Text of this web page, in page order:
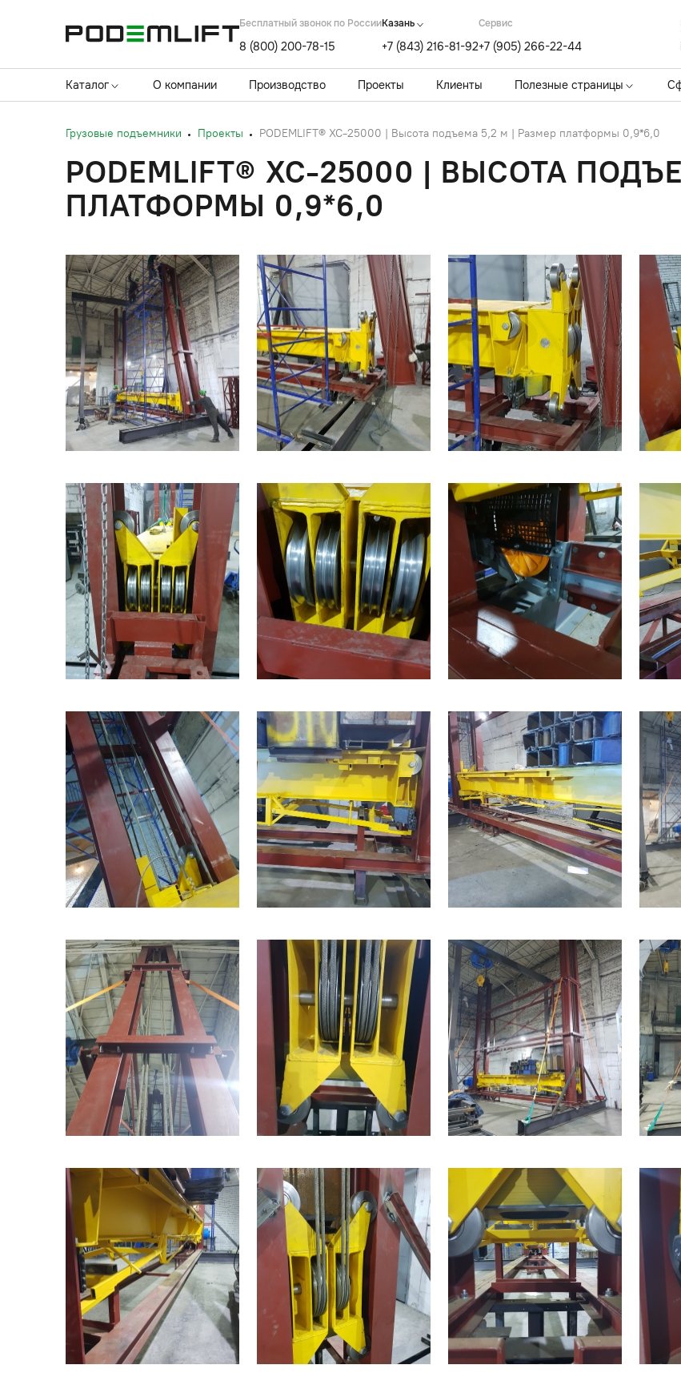
Бесплатный звонок по России
8 (800) 200-78-15
Казань
+7 (843) 216-81-92
Cервис
+7 (905) 266-22-44
Каталог О компании Производство Проекты Клиенты Полезные страницы
Грузовые подъемники Проекты PODEMLIFT® XC-25000 | Высота подъема 5,2 м | Размер платформы 0,9*6,0
PODEMLIFT® XC-25000 | ВЫСОТА
ПЛАТФОРМЫ 0,9*6,0